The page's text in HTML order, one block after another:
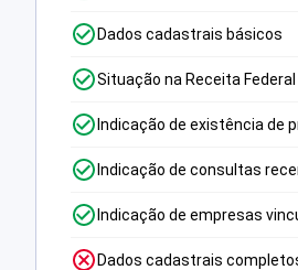
Dados cadastrais básicos
Situação na Receita Federal
Indicação de existência de
Indicação de consultas
Indicação de empresas
Dados cadastrais